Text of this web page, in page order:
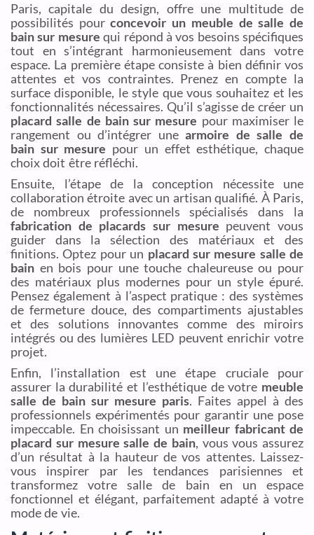
Paris, capitale du design, offre une multitude de
possibilités pourconcevoir un meuble de salle de
bain sur mesure qui répond à vos besoins spécifiques
tout en s’intégrant harmonieusement dans votre
espace. La première étape consiste à bien définir vos
attentes et vos contraintes. Prenez en compte la
surface disponible, le style que vous souhaitez et les
fonctionnalités nécessaires. Qu’il s’agisse de créer un
placard salle de bain sur mesure pour maximiser le
rangement ou d’intégrer unearmoire de salle de
bain sur mesure pour un effet esthétique, chaque
choix doit être réfléchi.
Ensuite, l’étape de la conception nécessite une
collaboration étroite avec un artisan qualifié. À Paris,
de nombreux professionnels spécialisés dans la
fabrication de placards sur mesure peuvent vous
guider dans la sélection des matériaux et des
finitions. Optez pour un placard sur mesure salle de
bain en bois pour une touche chaleureuse ou pour
des matériaux plus modernes pour un style épuré.
Pensez également à l’aspect pratique : des systèmes
de fermeture douce, des compartiments ajustables
et des solutions innovantes comme des miroirs
intégrés ou des lumières LED peuvent enrichir votre
projet.
Enfin, l’installation est une étape cruciale pour
assurer la durabilité et l’esthétique de votre meuble
salle de bain sur mesure paris. Faites appel à des
professionnels expérimentés pour garantir une pose
impeccable. En choisissant un meilleur fabricant de
placard sur mesure salle de bain, vous vous assurez
d’un résultat à la hauteur de vos attentes. Laissez-
vous inspirer par les tendances parisiennes et
transformez votre salle de bain en un espace
fonctionnel et élégant, parfaitement adapté à votre
mode de vie.